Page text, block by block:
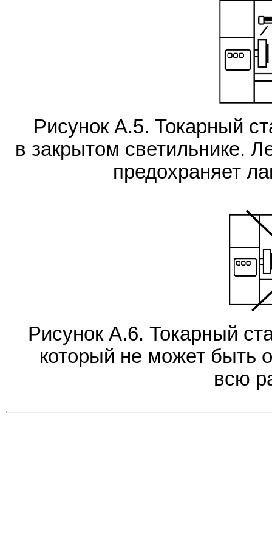
Рисунок А.5. Токарный
в закрытом светильнике.
предохраняет
Рисунок А.6. Токарный
который не может быть
всю